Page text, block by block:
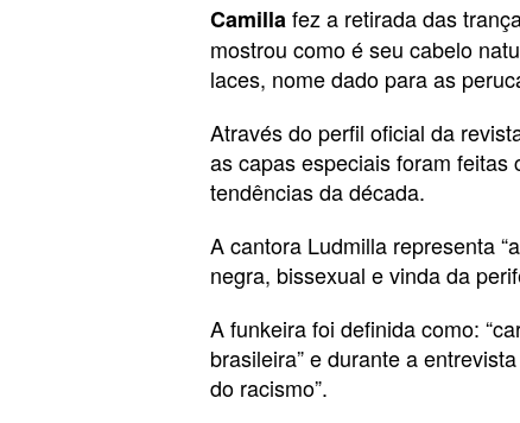
Camillafez a retirada das
mostrou como é seu cabelo
laces, nome dado para as
Através do perfil oficial da
as capas especiais foram
tendências da década.
A cantora Ludmilla representa
negra, bissexual e vinda da
A funkeira foi definida como:
brasileira” e durante a
do racismo”.